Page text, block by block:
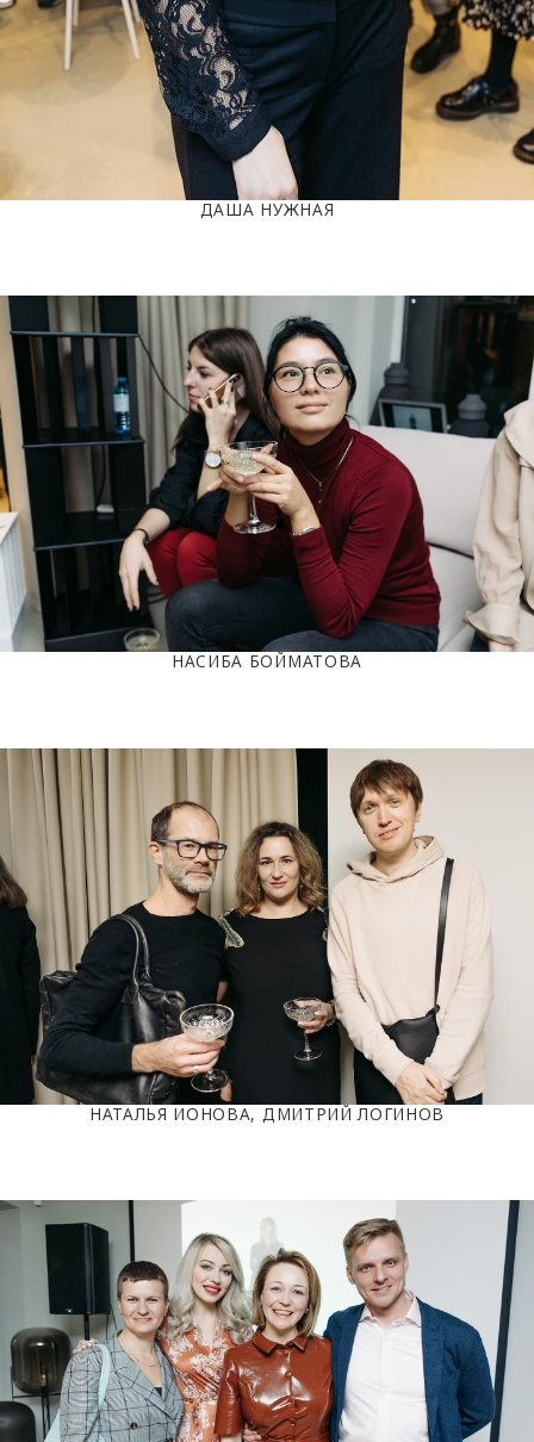
ДАША НУЖНАЯ
НАСИБА БОЙМАТОВА
НАТАЛЬЯ ИОНОВА, ДМИТРИЙ ЛОГИНОВ